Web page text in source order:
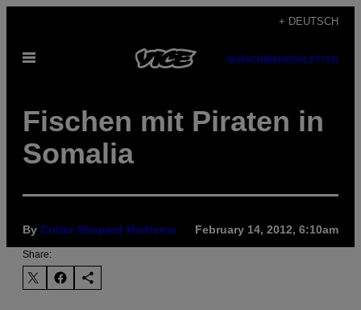
content
+ DEUTSCH
Open
SUBSCRIBENEWSLETTER
Fischen mit Piraten in
Somalia
By Cutter Shepard Hodierne February 14, 2012, 6:10am
Share: